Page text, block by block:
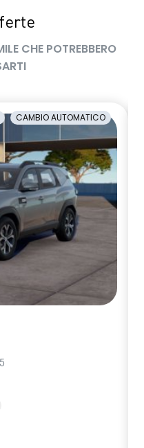
pneumatici indiretto
attiva
con Google integrato
CHE POTREBBERO
CAMBIO AUTOMATICO